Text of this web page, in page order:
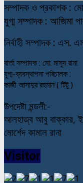
সম্পাদক ও প্রকাশক :
যুগ্ম সম্পাদক : আজিমা
নির্বাহী সম্পাদক : এস.
বার্তা সম্পাদক : মো: মাসুদ রানা
যুগ্ম-ব্যবস্থাপনা পরিচালক :
কাজী আসাদুর রহমান ( টিটু )
উপদেষ্টা মন্ডলী:-
আলহাজ্ব আবু বাক্কার,
মোর্শেদ কামাল রানা
Visitor